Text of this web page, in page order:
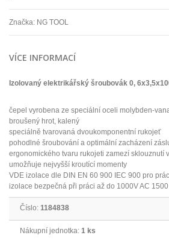
Značka: NG TOOL
VÍCE INFORMACÍ
Izolovaný elektrikářský šroubovák 0,
čepel vyrobena ze speciální oceli molybden-
broušený hrot, kalený
speciálně tvarovaná dvoukomponentní rukojeť
pohodlné šroubování a optimální zacházení
ergonomického tvaru rukojeti zamezí sklouznutí
umožňuje nejvyšší kroutící momenty
VDE izolace dle DIN EN 60 900 IEC 900 pro
izolace bezpečná při práci až do 1000V AC
Číslo: 1184838
Nákupní jednotka: 1 ks